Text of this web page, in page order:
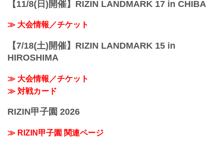
【11/8(日)開催】RIZIN LANDMARK 17 in CHIBA
≫ 大会情報／チケット
【7/18(土)開催】RIZIN LANDMARK 15 in
HIROSHIMA
≫ 大会情報／チケット
≫ 対戦カード
RIZIN甲子園 2026
≫ RIZIN甲子園 関連ページ